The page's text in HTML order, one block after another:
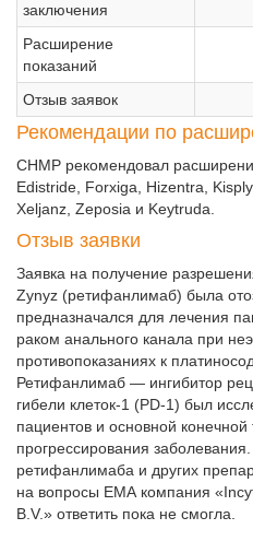
заключения
Расширение
показаний
Отзыв заявок
Рекомендации по
CHMP рекомендовал
Edistride, Forxiga, Hizentra,
Xeljanz, Zeposia и Keytruda.
Отзыв заявки
Заявка на получение
Zynyz (ретифанлимаб) была
предназначался для лечения
раком анального канала при
противопоказаниях к
Ретифанлимаб — ингибитор
гибели клеток-1 (PD-1) был
пациентов и основной
прогрессирования
ретифанлимаба и других
на вопросы ЕМА компания
B.V.» ответить пока не смогла.